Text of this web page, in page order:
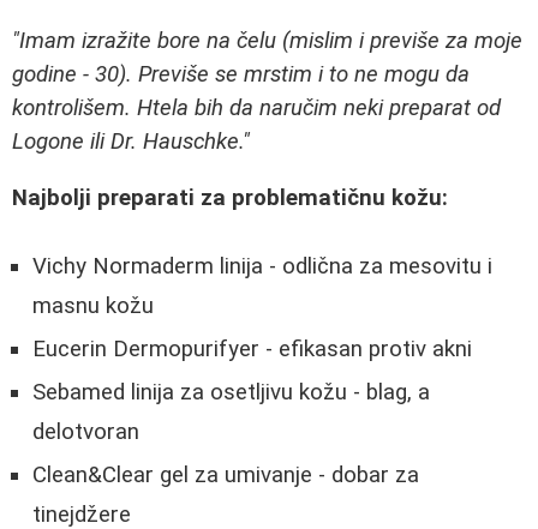
"Imam izražite bore na čelu (mislim i previše za moje
godine - 30). Previše se mrstim i to ne mogu da
kontrolišem. Htela bih da naručim neki preparat od
Logone ili Dr. Hauschke."
Najbolji preparati za problematičnu kožu:
Vichy Normaderm linija - odlična za mesovitu i
masnu kožu
Eucerin Dermopurifyer - efikasan protiv akni
Sebamed linija za osetljivu kožu - blag, a
delotvoran
Clean&Clear gel za umivanje - dobar za
tinejdžere